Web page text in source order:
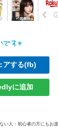
アする(fb)
に追加
い人・初心者の方にもお